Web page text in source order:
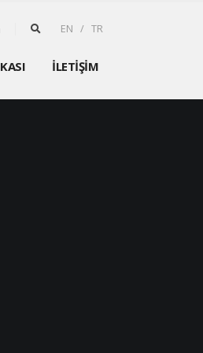
EN / TR
İLETİŞİM